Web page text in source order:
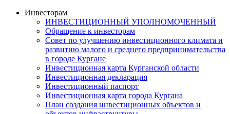
Инвесторам
ИНВЕСТИЦИОННЫЙ УПОЛНОМОЧЕННЫЙ
Обращение к инвесторам
Совет по улучшению инвестиционного климата и
развитию малого и среднего предпринимательства
в городе Кургане
Инвестиционная карта Курганской области
Инвестиционная декларация
Инвестиционный паспорт
Инвестиционная карта города Кургана
План создания инвестиционных объектов и